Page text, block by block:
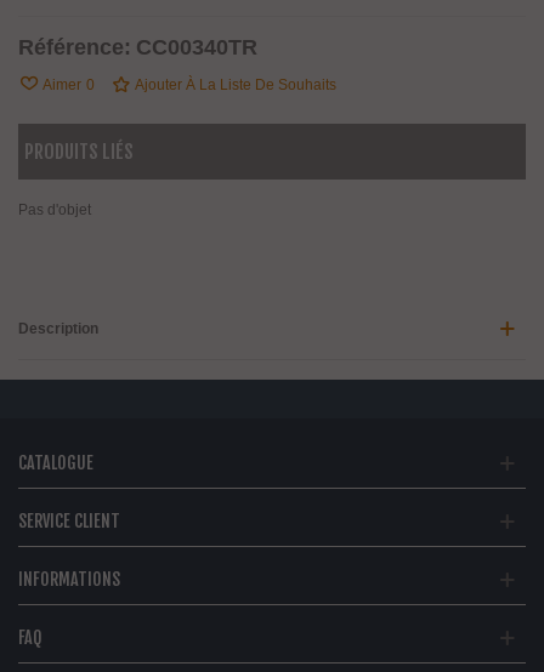
Référence: CC00340TR
Aimer 0 Ajouter À La Liste De Souhaits
PRODUITS LIÉS
Pas d'objet
Description
CATALOGUE
SERVICE CLIENT
INFORMATIONS
FAQ